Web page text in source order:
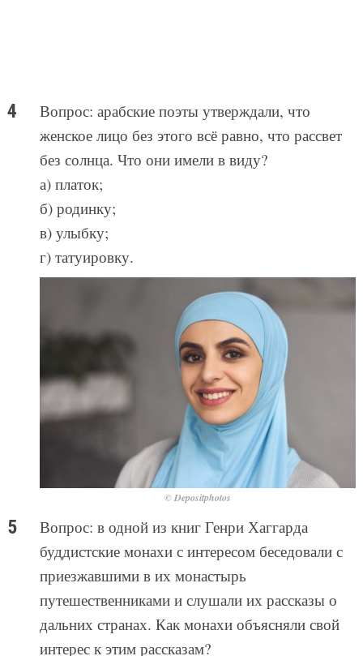
Вопрос: арабские поэты утверждали, что
женское лицо без этого всё равно, что рассвет
без солнца. Что они имели в виду?
а) платок;
б) родинку;
в) улыбку;
г) татуировку.
© Depositphotos
Вопрос: в одной из книг Генри Хаггарда
буддистские монахи с интересом беседовали с
приезжавшими в их монастырь
путешественниками и слушали их рассказы о
дальних странах. Как монахи объясняли свой
интерес к этим рассказам?